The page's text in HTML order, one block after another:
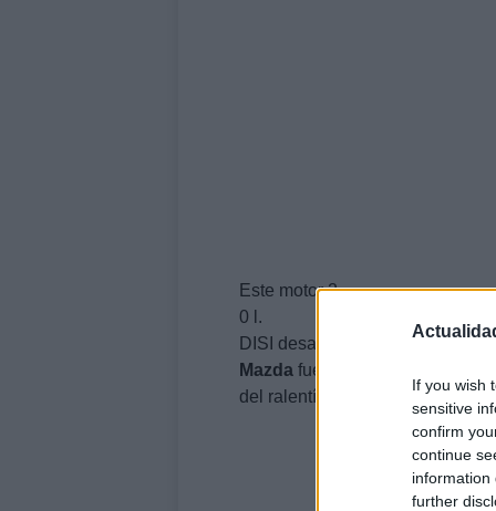
If you wish
sensitive
confirm
continue
information
further
Este motor 2.
0 l.
DISI desarrolla 150 CV a 6200
Mazda fue uno de los primeros
del ralentí y arranque.